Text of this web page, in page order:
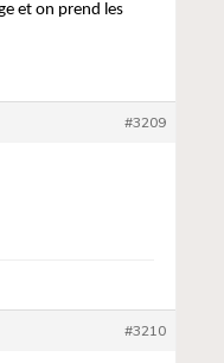
et on prend les
#3209
#3210